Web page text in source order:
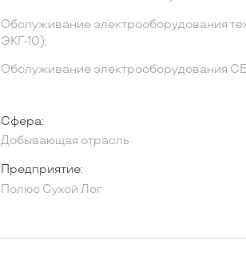
Обслуживание электрооборудования
ЭКГ-10);
Обслуживание электрооборудования
Сфера:
Добывающая отрасль
Предприятие:
Полюс Сухой Лог